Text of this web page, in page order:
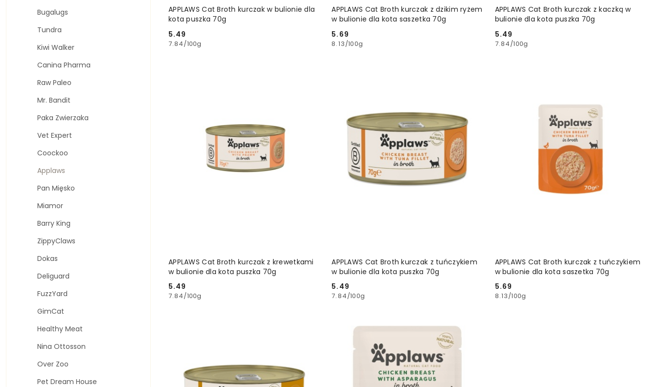
Bugalugs
Tundra
Kiwi Walker
Canina Pharma
Raw Paleo
Mr. Bandit
Paka Zwierzaka
Vet Expert
Coockoo
Applaws
Pan Mięsko
Miamor
Barry King
ZippyClaws
Dokas
Deliguard
FuzzYard
GimCat
Healthy Meat
Nina Ottosson
Over Zoo
Pet Dream House
APPLAWS Cat Broth kurczak w bulionie dla
kota puszka 70g
Cena:
5.49
7.84/100g
DODAJ DO KOSZYKA
APPLAWS Cat Broth kurczak z dzikim ryżem
w bulionie dla kota saszetka 70g
Cena:
5.69
8.13/100g
DODAJ DO KOSZYKA
APPLAWS Cat Broth kurczak z kaczką w
bulionie dla kota puszka 70g
Cena:
5.49
7.84/100g
DODAJ DO KOSZYKA
APPLAWS Cat Broth kurczak z krewetkami
w bulionie dla kota puszka 70g
Cena:
5.49
7.84/100g
DODAJ DO KOSZYKA
APPLAWS Cat Broth kurczak z tuńczykiem
w bulionie dla kota puszka 70g
Cena:
5.49
7.84/100g
DODAJ DO KOSZYKA
APPLAWS Cat Broth kurczak z tuńczykiem
w bulionie dla kota saszetka 70g
Cena:
5.69
8.13/100g
DODAJ DO KOSZYKA